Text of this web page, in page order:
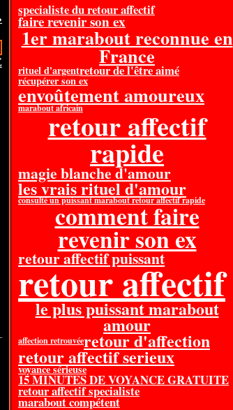
specialiste du retour affectif
faire revenir son ex
1er marabout reconnue en
France
rituel d'argentretour de l'être aimé
récupérer son ex
envoûtement amoureux
marabout africain
retour affectif
rapide
magie blanche d'amour
les vrais rituel d'amour
consulté un puissant marabout retour affectif rapide
comment faire
revenir son ex
retour affectif puissant
retour affectif
le plus puissant marabout
amour
affection retrouvéeretour d'affection
retour affectif serieux
voyance sérieuse
15 MINUTES DE VOYANCE GRATUITE
retour affectif specialiste
marabout compétent